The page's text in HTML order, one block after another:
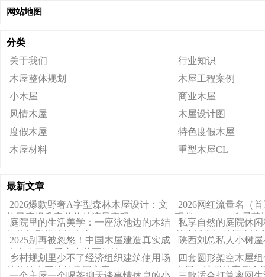
网站地图
分类
关于我们
行业知识
木屋整体规划
木屋工程案例
小木屋
商业木屋
风情木屋
木屋设计图
度假木屋
特色度假木屋
木屋材料
重型木屋CL
最新文章
2026爆款野奢A字型森林木屋设计：文
旅民宿提升客单价的流量密码
2026网红流量名（
现代 A-Frame 全景
庭院里的生活美学：一座泳池边的木结
构休闲殿堂烧烤木亭
私享自然的庭院休
外生活空间的惬意诠
2025别再被忽悠！中国木屋建造真实成
本大公开，看完少花冤枉钱。
陕西刘总私人小树
乡村规划里少不了经济组织建筑使用场
地的竹木工坊效果图方案
四套圆形架空木屋
木屋，这样的案例合